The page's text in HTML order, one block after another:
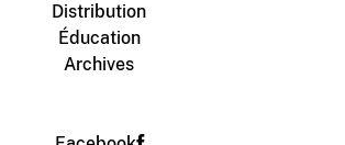
Distribution
Éducation
Archives